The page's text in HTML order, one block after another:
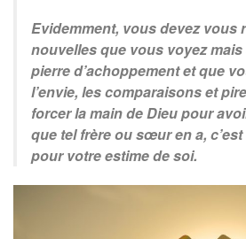
Evidemment, vous devez vous
nouvelles que vous voyez
pierre d’achoppement et que
l’envie, les comparaisons et
forcer la main de Dieu pour
que tel frère ou sœur en a,
pour votre estime de soi.